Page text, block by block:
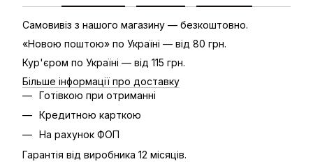
Самовивіз з нашого магазину — безкоштовно.
«Новою поштою» по Україні — від 80 грн.
Кур'єром по Україні — від 115 грн.
Більше інформації про доставку
Готівкою при отриманні
Кредитною карткою
На рахунок ФОП
Гарантія від виробника 12 місяців.